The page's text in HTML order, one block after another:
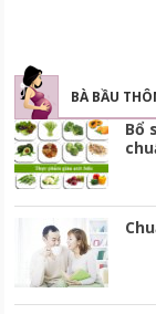
BÀ BẦU
Bổ